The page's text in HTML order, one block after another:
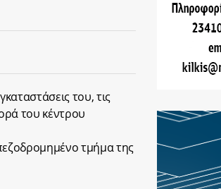
του, τις
του κέντρου
τμήμα της